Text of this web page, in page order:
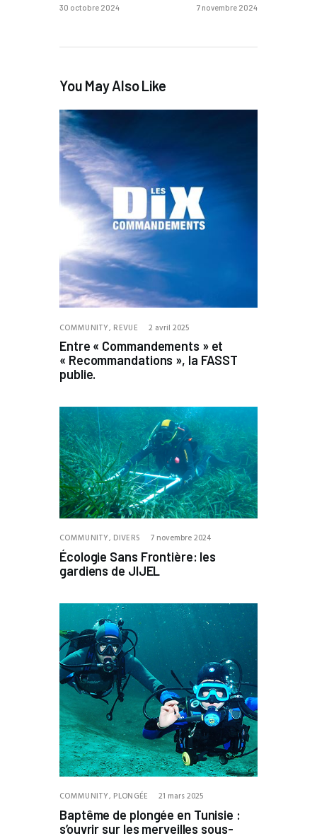
30 octobre 2024 7 novembre 2024
You May Also Like
COMMUNITY, REVUE 2 avril 2025
Entre « Commandements » et
« Recommandations », la FASST
publie.
COMMUNITY, DIVERS 7 novembre 2024
Écologie Sans Frontière: les
gardiens de JIJEL
COMMUNITY, PLONGÉE 21 mars 2025
Baptême de plongée en Tunisie :
s’ouvrir sur les merveilles sous-